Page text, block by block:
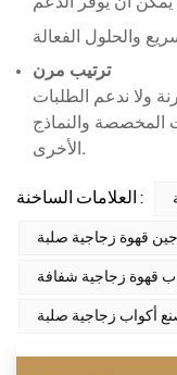
ترتيب مرن
ولا ندعم الطلبات
المخصصة والنماذج
الأخرى.
العلامات الساخنة :
قهوة زجاجية صلبة
قهوة زجاجية شفافة
أكواب زجاجية صلبة